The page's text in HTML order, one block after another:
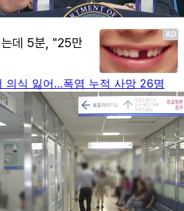
의식 잃어…폭염 누적 사망 26명